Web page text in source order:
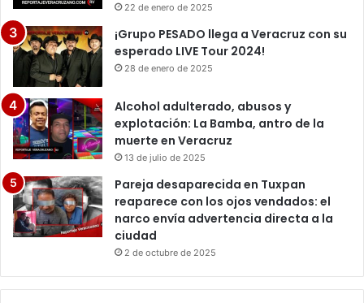
22 de enero de 2025
¡Grupo PESADO llega a Veracruz con su
esperado LIVE Tour 2024!
28 de enero de 2025
Alcohol adulterado, abusos y
explotación: La Bamba, antro de la
muerte en Veracruz
13 de julio de 2025
Pareja desaparecida en Tuxpan
reaparece con los ojos vendados: el
narco envía advertencia directa a la
ciudad
2 de octubre de 2025